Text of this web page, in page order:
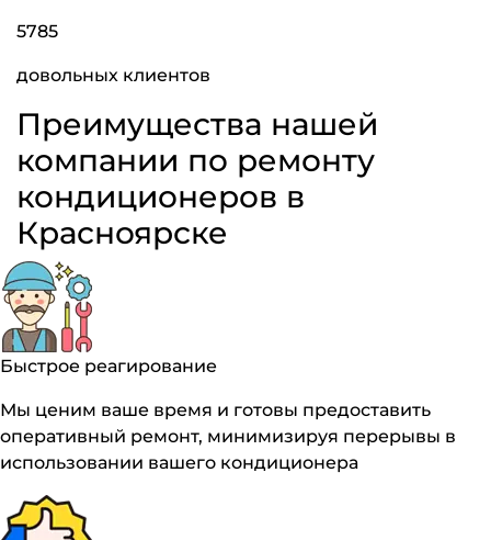
5785
довольных клиентов
Преимущества нашей
компании по ремонту
кондиционеров в
Красноярске
Быстрое реагирование
Мы ценим ваше время и готовы предоставить
оперативный ремонт, минимизируя перерывы в
использовании вашего кондиционера